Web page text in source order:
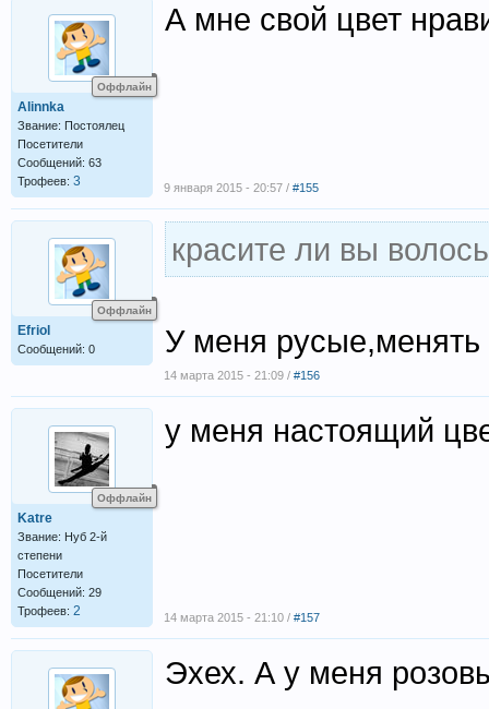
Оффлайн
Alinnka
Звание: Постоялец
Посетители
Сообщений: 63
Трофеев: 3
А мне свой цвет
9 января 2015 - 20:57 / #155
Оффлайн
Efriol
Сообщений: 0
красите ли вы
У меня русые,менять
14 марта 2015 - 21:09 / #156
Оффлайн
Katre
Звание: Нуб 2-й
степени
Посетители
Сообщений: 29
Трофеев: 2
у меня настоящий
14 марта 2015 - 21:10 / #157
Эхех. А у меня